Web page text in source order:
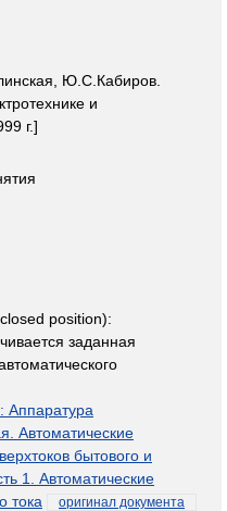
Ю.С.Кабиров.
и
г.]
position):
заданная
Автоматические
бытового и
1. Автоматические
тока
оригинал документа